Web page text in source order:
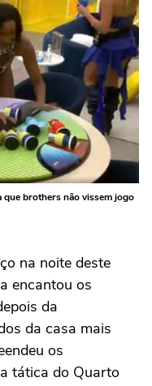
que brothers não vissem jogo
na noite deste
encantou os
da
da casa mais
os
tática do Quarto